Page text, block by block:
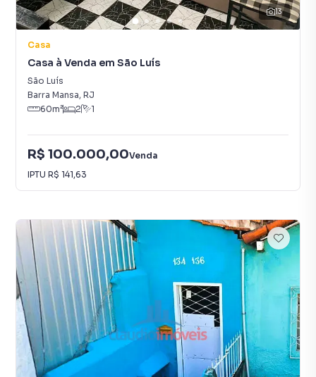
13
Casa
Casa à Venda em São Luís
São Luís
Barra Mansa, RJ
60m² 2 1
R$ 100.000,00Venda
IPTU R$ 141,63